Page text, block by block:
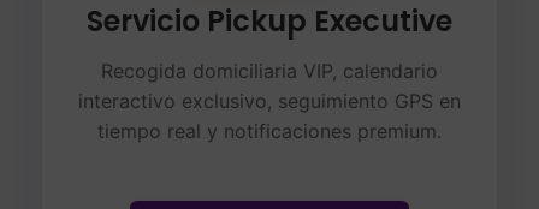
Servicio Pickup Executive
Recogida domiciliaria VIP, calendario
interactivo exclusivo, seguimiento GPS en
tiempo real y notificaciones premium.